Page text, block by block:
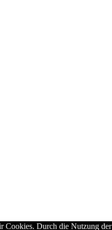
Durch die Nutzung